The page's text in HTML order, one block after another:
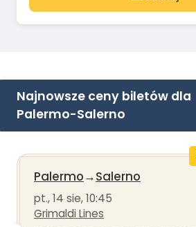
Najnowsze ceny biletów dla
Palermo-Salerno
Palermo→Salerno
pt., 14 sie, 10:45
Grimaldi Lines